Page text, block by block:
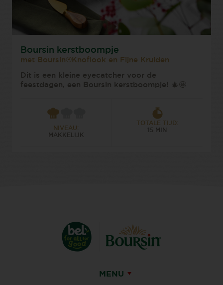
Boursin kerstboompje
met Boursin®Knoflook en Fijne Kruiden
Dit is een kleine eyecatcher voor de
feestdagen, een Boursin kerstboompje! 🎄🤩
NIVEAU:
MAKKELIJK
TOTALE TIJD:
15 MIN
MENU